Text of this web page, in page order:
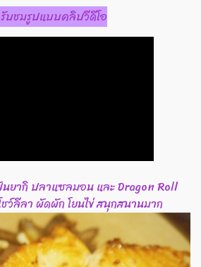
บชมรูปแบบคลิปวีดีโอ
ยากิ ปลาแซลมอน และ Dragon Roll
ว์ลีลา ผัดผัก โยนไข่ สนุกสนานมาก